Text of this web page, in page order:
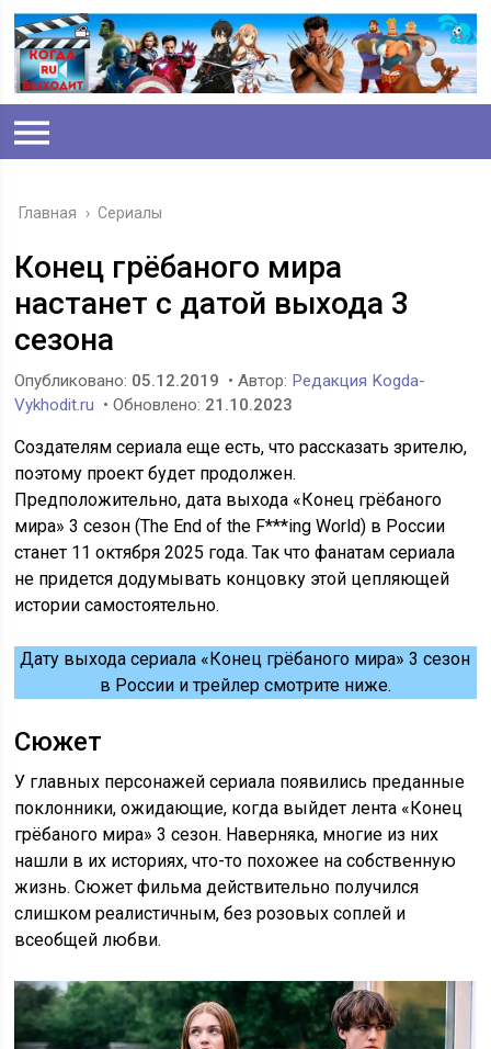
Главная › Сериалы
Конец грёбаного мира
настанет с датой выхода 3
сезона
Опубликовано: 05.12.2019 • Автор: Редакция Kogda-
Vykhodit.ru • Обновлено: 21.10.2023
Создателям сериала еще есть, что рассказать зрителю,
поэтому проект будет продолжен.
Предположительно, дата выхода «Конец грёбаного
мира» 3 сезон (The End of the F***ing World) в России
станет 11 октября 2025 года. Так что фанатам сериала
не придется додумывать концовку этой цепляющей
истории самостоятельно.
Дату выхода сериала «Конец грёбаного мира» 3 сезон
в России и трейлер смотрите ниже.
Сюжет
У главных персонажей сериала появились преданные
поклонники, ожидающие, когда выйдет лента «Конец
грёбаного мира» 3 сезон. Наверняка, многие из них
нашли в их историях, что-то похожее на собственную
жизнь. Сюжет фильма действительно получился
слишком реалистичным, без розовых соплей и
всеобщей любви.